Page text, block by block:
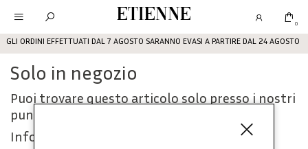
GLI ORDINI EFFETTUATI DAL 7 AGOSTO SARANNO EVASI A PARTIRE DAL 24 AGOSTO
Etienne 0
Solo in negozio
Puoi trovare questo articolo solo presso i nostri
punti vendita:
Info contatti